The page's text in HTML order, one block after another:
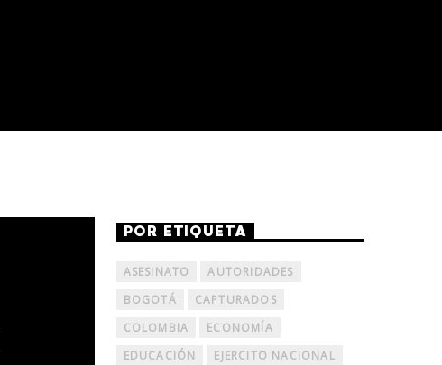
POR ETIQUETA
ASESINATO
AUTORIDADES
BOGOTÁ
CAPTURADOS
COLOMBIA
ECONOMÍA
EDUCACIÓN
EJERCITO NACIONAL